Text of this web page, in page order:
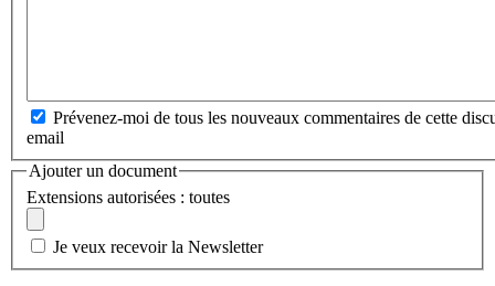
Prévenez-moi de tous les nouveaux commentaires de cette
email
Ajouter un document
Extensions autorisées : toutes
Je veux recevoir la Newsletter